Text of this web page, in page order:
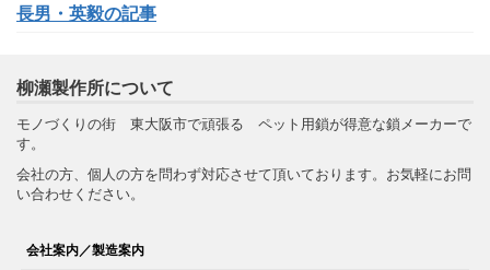
長男・英毅の記事
柳瀬製作所について
モノづくりの街 東大阪市で頑張る ペット用鎖が得意な鎖メーカーで
す。
会社の方、個人の方を問わず対応させて頂いております。お気軽にお問
い合わせください。
会社案内／製造案内